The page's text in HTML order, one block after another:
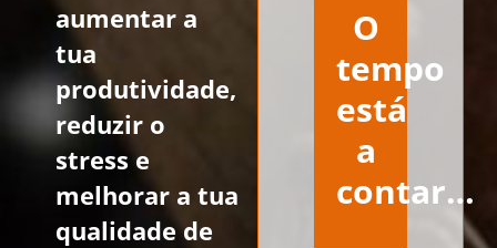
aumentar a
tua
produtividade,
reduzir o
stress e
melhorar a tua
qualidade de
O
tempo
está
a
contar…